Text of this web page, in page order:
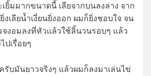
ยิ้มมากขนาดนี้ เลียจากบนลงล่าง จาก
เลียน้ำเงี่ยนยิ่งออก ผมก็ยิ่งชอบใจ จน
งอมลงที่หัวแล้วใช้ลิ้นวนรอบๆ แล้ว
ปเรื่อยๆ
บมันยาวจริงๆ แล้วผมก็ลงมาเล่นไข่